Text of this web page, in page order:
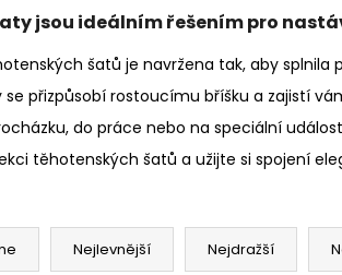
jsou ideálním řešením pro
šatů je navržena tak, aby
se přizpůsobí rostoucímu bříšku a zajistí
do práce nebo na speciální
těhotenských šatů a užijte si spojení
Nejlevnější Nejdražší